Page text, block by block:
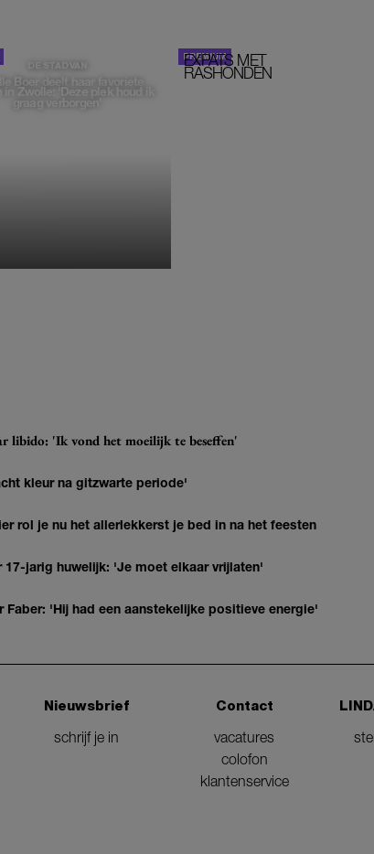
DE STAD VAN
Boer deelt haar favoriete
in Zwolle: 'Deze plek houd ik
graag verborgen'
EXPATS MET
RASHONDEN
libido: 'Ik vond het moeilijk te beseffen'
kleur na gitzwarte periode'
rol je nu het allerlekkerst je bed in na het feesten
jarig huwelijk: 'Je moet elkaar vrijlaten'
'Hij had een aanstekelijke positieve energie'
Nieuwsbrief
schrijf je in
Contact
vacatures
colofon
klantenservice